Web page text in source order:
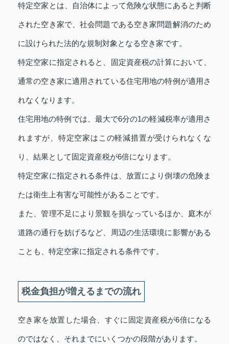
特定空家とは、自治体によって危険な状態にあると判断
された空き家で、社会問題である空き家問題解消のため
に設けられた法的な規制対象となる空き家です。
特定空家に指定されると、固定資産税の計算において、
通常の空き家に適用されている住宅用地の特例が適用さ
れなくなります。
住宅用地の特例では、最大で6分の1の軽減税率が適用さ
れますが、特定空家はこの軽減措置が受けられなくな
り、結果として固定資産税が6倍になります。
特定空家に指定される条件は、放置により倒壊の危険ま
たは衛生上有害な可能性があることです。
また、管理不足により景観を損なっているほか、庭木が
道路の通行を妨げるなど、周辺の生活環境に影響がある
ことも、特定空家に指定される条件です。
税金負担が増えるまでの流れ
空き家を放置した場合、すぐに固定資産税が6倍になる
のではなく、それまでにいくつかの段階があります。